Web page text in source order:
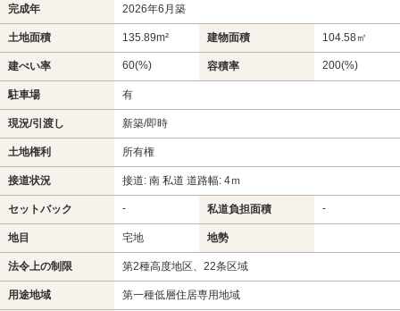
完成年 2026年6月築
土地面積 135.89m² 建物面積 104.58㎡
建ぺい率 60(%) 容積率 200(%)
駐車場 有
現況/引渡し 新築/即時
土地権利 所有権
接道状況 接道: 南 私道 道路幅: 4ｍ
セットバック - 私道負担面積 -
地目 宅地 地勢
法令上の制限 第2種高度地区、22条区域
用途地域 第一種低層住居専用地域